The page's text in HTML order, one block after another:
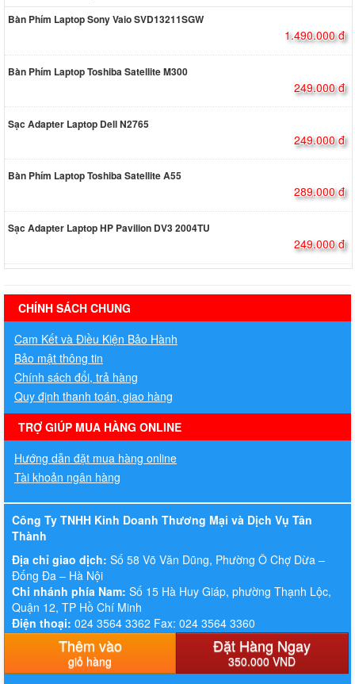
Thêm vào
giỏ hàng
Đặt Hàng Ngay
350.000 VND
Bàn Phím Laptop Sony Vaio SVD13211SGW
1.490.000 đ
Bàn Phím Laptop Toshiba Satellite M300
249.000 đ
Sạc Adapter Laptop Dell N2765
249.000 đ
Bàn Phím Laptop Toshiba Satellite A55
289.000 đ
Sạc Adapter Laptop HP Pavilion DV3 2004TU
249.000 đ
hermes handbags outlet online
CHÍNH SÁCH CHUNG
Cam Kết và Điều Kiện Bảo Hành
Bảo mật thông tin
Chính sách đổi, trả hàng
Quy định thanh toán, giao hàng
TRỢ GIÚP MUA HÀNG ONLINE
Hướng dẫn đặt mua hàng online
Tài khoản ngân hàng
Công Ty TNHH Kinh Doanh Thương Mại và Dịch Vụ Tân
Thành
Địa chỉ giao dịch: Số 58 Võ Văn Dũng, Phường Ô Chợ Dừa –
Đống Đa – Hà Nội
Chi nhánh phía Nam: Số 15 Hà Huy Giáp, phường Thạnh Lộc,
Quận 12, TP Hồ Chí Minh
Điện thoại: 024 3564 3362 Fax: 024 3564 3360
Hotline:083. 647. 5555 - 0936. 449. 397
thitruongit.vn@gmail.com